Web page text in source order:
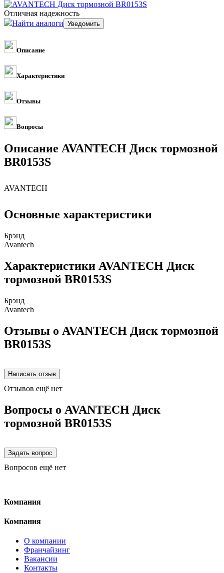
Отличная надежность
Найти аналоги
Описание
Характеристики
Отзывы
Вопросы
Описание AVANTECH Диск тормозной
BR0153S
AVANTECH
Основные характеристики
Брэнд
Avantech
Характеристики AVANTECH Диск
тормозной BR0153S
Брэнд
Avantech
Отзывы о AVANTECH Диск тормозной
BR0153S
Отзывов ещё нет
Вопросы о AVANTECH Диск
тормозной BR0153S
Вопросов ещё нет
Компания
Компания
О компании
Франчайзинг
Вакансии
Контакты